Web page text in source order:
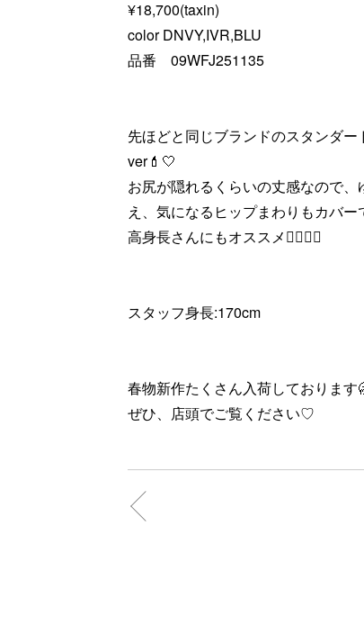
¥18,700(taxin)
color DNVY,IVR,BLU
品番 09WFJ251135
先ほどと同じブランドのスタンダ
ver💄🤍
お尻が隠れるくらいの丈感なので
え、気になるヒップまわりもカバー
高身長さんにもオススメ❤️‍🔥❤️‍🔥
スタッフ身長:170cm
春物新作たくさん入荷しております
ぜひ、店頭でご覧ください♡